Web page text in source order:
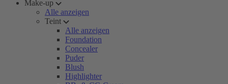
Make-up
Alle anzeigen
Teint
Alle anzeigen
Foundation
Concealer
Puder
Blush
Highlighter